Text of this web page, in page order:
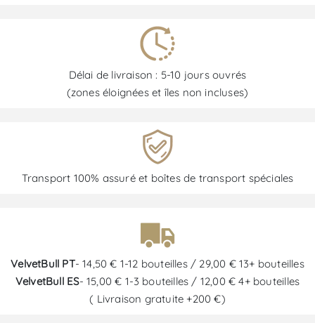
Délai de livraison : 5-10 jours ouvrés
(zones éloignées et îles non incluses)
Transport 100% assuré et boîtes de transport spéciales
VelvetBull PT- 14,50 € 1-12 bouteilles / 29,00 € 13+ bouteilles
VelvetBull ES- 15,00 € 1-3 bouteilles / 12,00 € 4+ bouteilles
( Livraison gratuite +200 €)